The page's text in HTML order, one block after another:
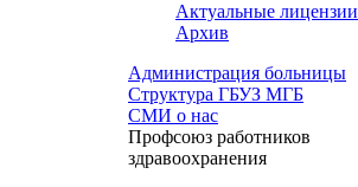
Актуальные лицензии
Архив
Администрация больницы
Структура ГБУЗ МГБ
СМИ о нас
Профсоюз работников
здравоохранения